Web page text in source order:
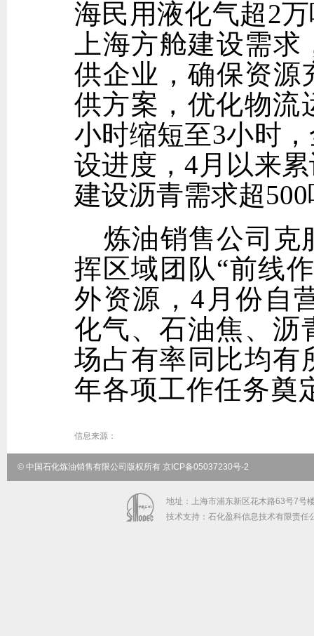
海民用液化气超2
上海方舱建设需
供企业，确保资源
供方案，优化物流
小时缩短至3小时
设进度，4月以来
建设沥青需求超
炼油销售公司克
挥区域团队“前线
外资源，4月份自
化气、石油焦、沥
场占有率同比均有
年各项工作任务奠
信息来源：
© 中国石化炼油销售有限公司版权所有 京ICP备05037230号-2
地址：上海市浦东新区花木路63号7
技术支持：石化盈科信息技术有限责任